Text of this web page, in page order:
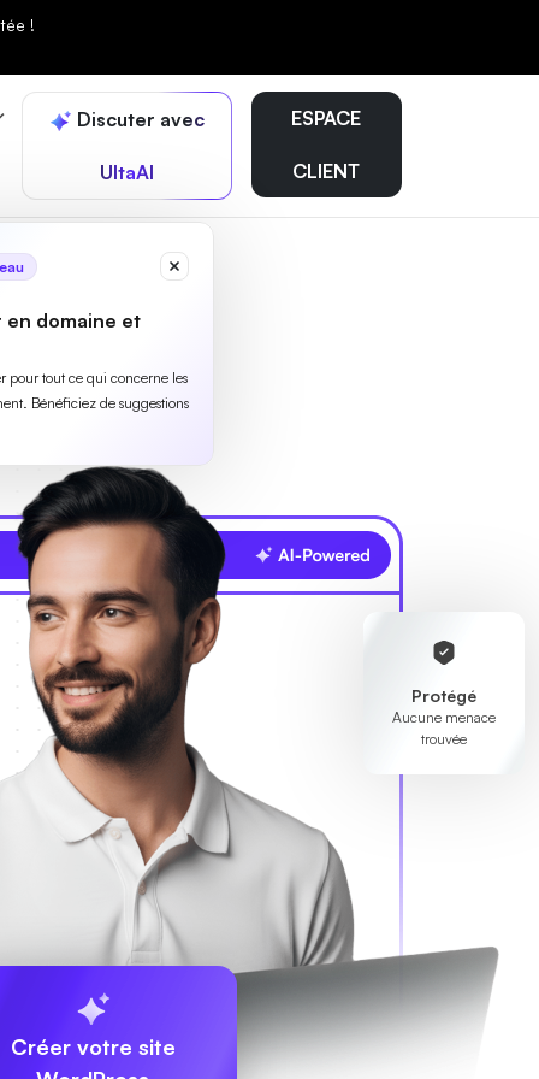
!
Discuter avec
UltaAI
domaine et
pour tout ce qui concerne les
Bénéficiez de suggestions
ESPACE
CLIENT
Protégé
Aucune menace
trouvée
Créer votre site